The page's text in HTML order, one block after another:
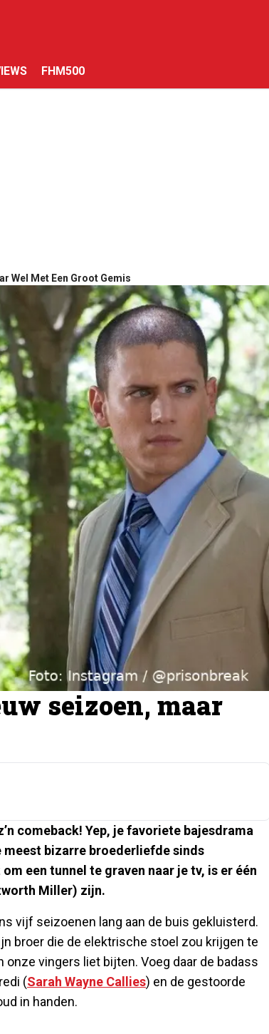
FHM500
Wel Met Een Groot Gemis
seizoen, maar
comeback! Yep, je favoriete bajesdrama
meest bizarre broederliefde sinds
een tunnel te graven naar je tv, is er één
Miller) zijn.
vijf seizoenen lang aan de buis gekluisterd.
broer die de elektrische stoel zou krijgen te
vingers liet bijten. Voeg daar de badass
(Sarah Wayne Callies) en de gestoorde
in handen.